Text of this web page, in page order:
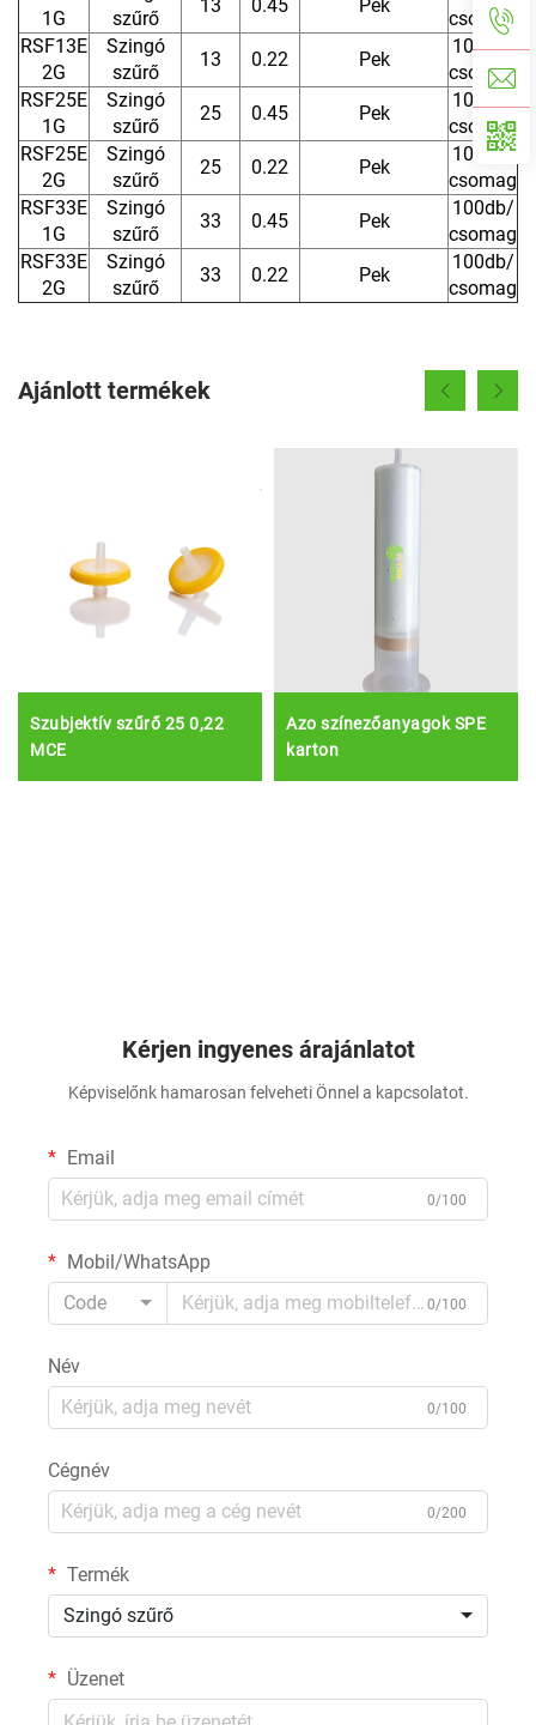
1G
szűrő
13 0.45 Pek
csomag
RSF13E
2G
Szingó
szűrő
13 0.22 Pek
100db/
csomag
RSF25E
1G
Szingó
szűrő
25 0.45 Pek
100db/
csomag
RSF25E
2G
Szingó
szűrő
25 0.22 Pek
100db/
csomag
RSF33E
1G
Szingó
szűrő
33 0.45 Pek
100db/
csomag
RSF33E
2G
Szingó
szűrő
33 0.22 Pek
100db/
csomag
Ajánlott termékek
Szubjektív szűrő 25 0,22
MCE
Azo színezőanyagok SPE
karton
Kérjen ingyenes árajánlatot
Képviselőnk hamarosan felveheti Önnel a kapcsolatot.
Email
0/100
Mobil/WhatsApp
Code
0/100
Név
0/100
Cégnév
0/200
Termék
Szingó szűrő
Üzenet